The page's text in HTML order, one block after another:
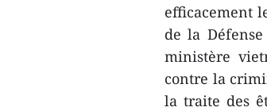
efficacement
de la
ministère
contre la
la traite des